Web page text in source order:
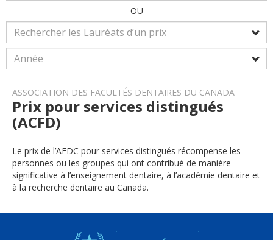
OU
ASSOCIATION DES FACULTÉS DENTAIRES DU CANADA
Prix pour services distingués
(ACFD)
Le prix de l’AFDC pour services distingués récompense les
personnes ou les groupes qui ont contribué de manière
significative à l’enseignement dentaire, à l’académie dentaire et
à la recherche dentaire au Canada.